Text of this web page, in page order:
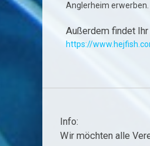
Anglerheim erwerben.
Außerdem findet
https://
Info:
Wir möchten alle